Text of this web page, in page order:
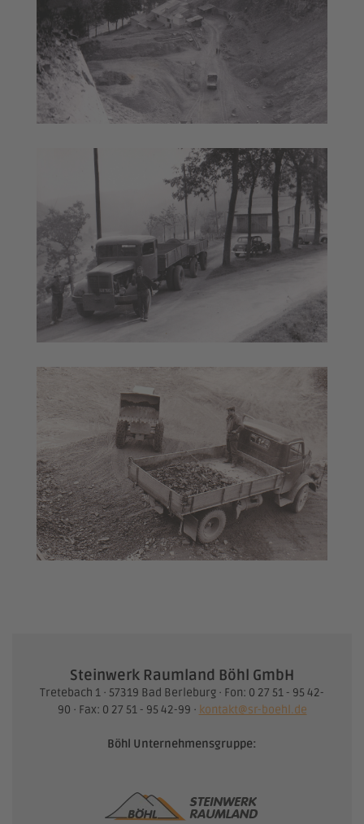
Steinwerk Raumland Böhl GmbH
Tretebach 1 · 57319 Bad Berleburg · Fon: 0 27 51 - 95 42-
90 · Fax: 0 27 51 - 95 42-99 · kontakt@sr-boehl.de
Böhl Unternehmensgruppe: